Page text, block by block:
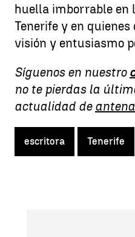
huella imborrable en
Tenerife y en
visión y entusiasmo
Síguenos en nuestro
no te pierdas la
actualidad de
escritora Tenerife